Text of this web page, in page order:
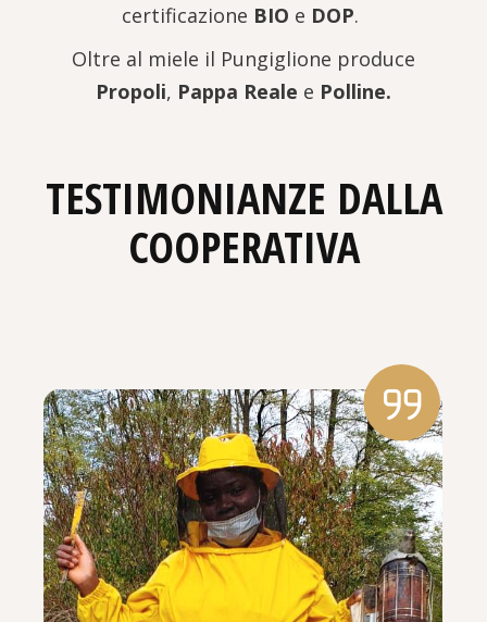
certificazione BIO e DOP.
Oltre al miele il Pungiglione produce
Propoli, Pappa Reale e Polline.
TESTIMONIANZE DALLA
COOPERATIVA